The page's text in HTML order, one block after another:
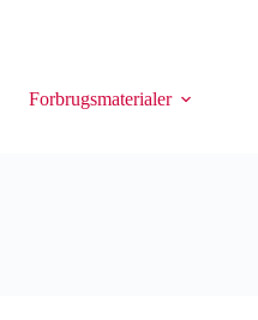
Forbrugsmaterialer